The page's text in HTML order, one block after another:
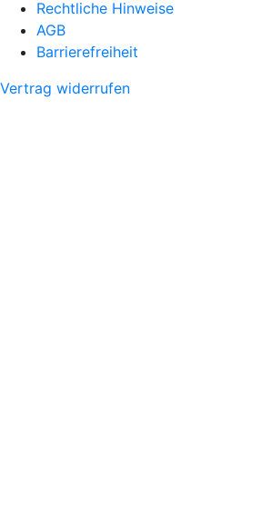
Rechtliche Hinweise
AGB
Barrierefreiheit
Vertrag widerrufen